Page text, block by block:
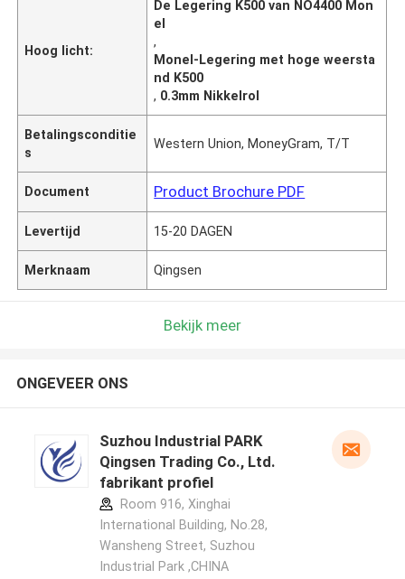
Hoog licht:
De Legering K500 van NO4400 Mon
el
,
Monel-Legering met hoge weersta
nd K500
, 0.3mm Nikkelrol
Betalingsconditie
s
Western Union, MoneyGram, T/T
Document Product Brochure PDF
Levertijd 15-20 DAGEN
Merknaam Qingsen
Bekijk meer
ONGEVEER ONS
Suzhou Industrial PARK
Qingsen Trading Co., Ltd.
fabrikant profiel
Room 916, Xinghai
International Building, No.28,
Wansheng Street, Suzhou
Industrial Park ,CHINA